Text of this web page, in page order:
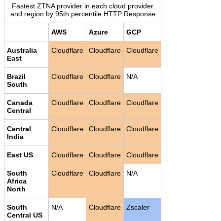
Fastest ZTNA provider in each cloud provider
and region by 95th percentile HTTP Response
AWS Azure GCP
Australia
East
Cloudflare Cloudflare Cloudflare
Brazil
South
Cloudflare Cloudflare N/A
Canada
Central
Cloudflare Cloudflare Cloudflare
Central
India
Cloudflare Cloudflare Cloudflare
East US Cloudflare Cloudflare Cloudflare
South
Africa
North
Cloudflare Cloudflare N/A
South
Central US
N/A Cloudflare Zscaler